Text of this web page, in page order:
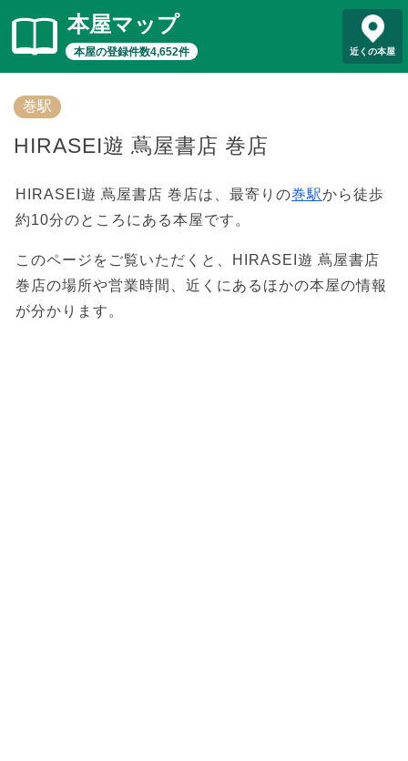
本屋マップ
本屋の登録件数4,652件 近くの本屋
巻駅
HIRASEI遊 蔦屋書店 巻店
HIRASEI遊 蔦屋書店 巻店は、最寄りの巻駅から徒歩
約10分のところにある本屋です。
このページをご覧いただくと、HIRASEI遊 蔦屋書店
巻店の場所や営業時間、近くにあるほかの本屋の情報
が分かります。